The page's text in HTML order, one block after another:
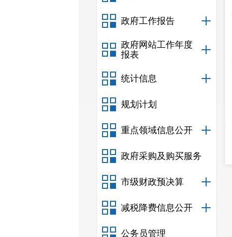
政府工作报告
政府网站工作年度
报表
统计信息
规划计划
重点领域信息公开
政府采购及购买服务
市级财政预决算
减税降费信息公开
公务员管理